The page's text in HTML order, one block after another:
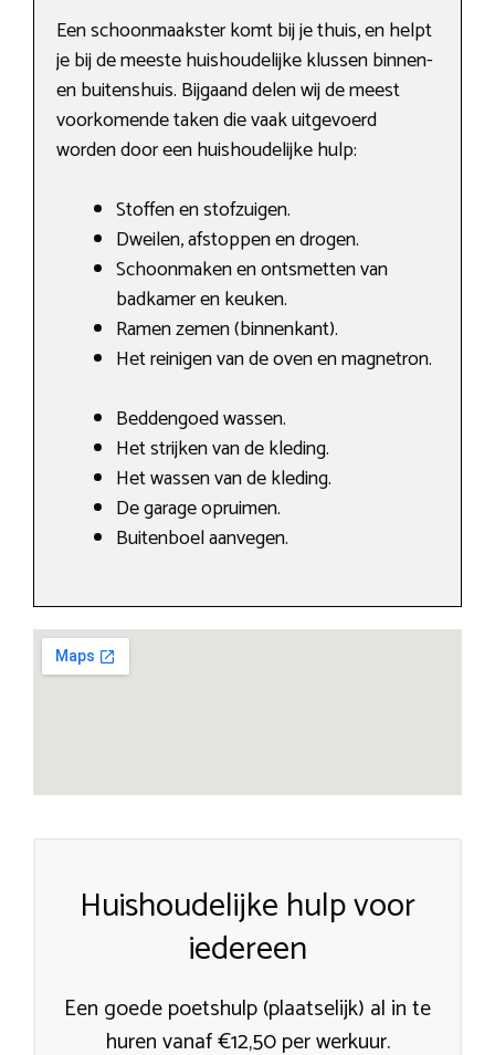
Een schoonmaakster komt bij je thuis, en helpt
je bij de meeste huishoudelijke klussen binnen-
en buitenshuis. Bijgaand delen wij de meest
voorkomende taken die vaak uitgevoerd
worden door een huishoudelijke hulp:
Stoffen en stofzuigen.
Dweilen, afstoppen en drogen.
Schoonmaken en ontsmetten van
badkamer en keuken.
Ramen zemen (binnenkant).
Het reinigen van de oven en magnetron.
Beddengoed wassen.
Het strijken van de kleding.
Het wassen van de kleding.
De garage opruimen.
Buitenboel aanvegen.
Huishoudelijke hulp voor
iedereen
Een goede poetshulp (plaatselijk) al in te
huren vanaf €12,50 per werkuur.